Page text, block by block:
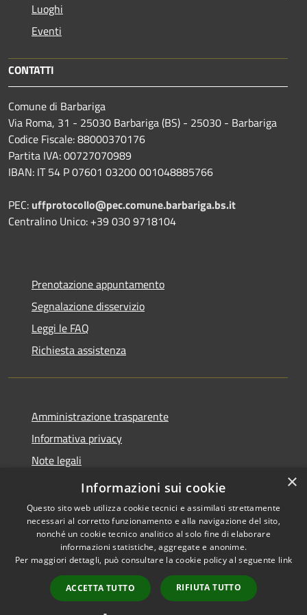
Luoghi
Eventi
CONTATTI
Comune di Barbariga
Via Roma, 31 - 25030 Barbariga (BS) - 25030 - Barbariga
Codice Fiscale: 88000370176
Partita IVA: 00727070989
IBAN: IT 54 P 07601 03200 001048885766
PEC: uffprotocollo@pec.comune.barbariga.bs.it
Centralino Unico: +39 030 9718104
Prenotazione appuntamento
Segnalazione disservizio
Leggi le FAQ
Richiesta assistenza
Amministrazione trasparente
Informativa privacy
Note legali
Dichiarazione di accessibilità
Accessibilità
Copyright © 2026 • Comune di
Barbariga • Powered by
Municipium•
Accesso
redazione
×
Informazioni sui cookie
Questo sito web utilizza cookie tecnici e assimilati strettamente
necessari al corretto funzionamento e alla navigazione del sito,
nonché un cookie tecnico analitico al solo fine di elaborare
informazioni statistiche, aggregate e anonime.
Per maggiori dettagli, può consultare la cookie policy al seguente link
ACCETTA TUTTO RIFIUTA TUTTO